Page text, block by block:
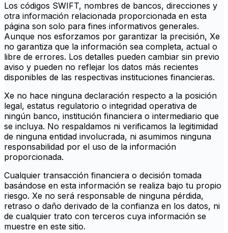
Los códigos SWIFT, nombres de bancos, direcciones y
otra información relacionada proporcionada en esta
página son solo para fines informativos generales.
Aunque nos esforzamos por garantizar la precisión, Xe
no garantiza que la información sea completa, actual o
libre de errores. Los detalles pueden cambiar sin previo
aviso y pueden no reflejar los datos más recientes
disponibles de las respectivas instituciones financieras.
Xe no hace ninguna declaración respecto a la posición
legal, estatus regulatorio o integridad operativa de
ningún banco, institución financiera o intermediario que
se incluya. No respaldamos ni verificamos la legitimidad
de ninguna entidad involucrada, ni asumimos ninguna
responsabilidad por el uso de la información
proporcionada.
Cualquier transacción financiera o decisión tomada
basándose en esta información se realiza bajo tu propio
riesgo. Xe no será responsable de ninguna pérdida,
retraso o daño derivado de la confianza en los datos, ni
de cualquier trato con terceros cuya información se
muestre en este sitio.